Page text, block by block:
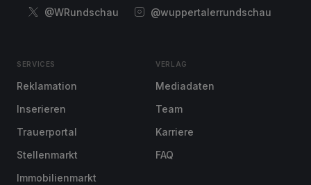
@WRundschau
@wuppertalerrundschau
SERVICES
Reklamation
Inserieren
Trauerportal
Stellenmarkt
Immobilienmarkt
VERLAG
Mediadaten
Team
Karriere
FAQ